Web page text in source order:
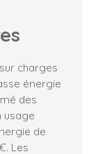
charges
énergie
des
usage
de
Les